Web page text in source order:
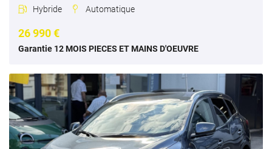
 Hybride  Automatique
26 990 €
Garantie 12 MOIS PIECES ET MAINS D'OEUVRE